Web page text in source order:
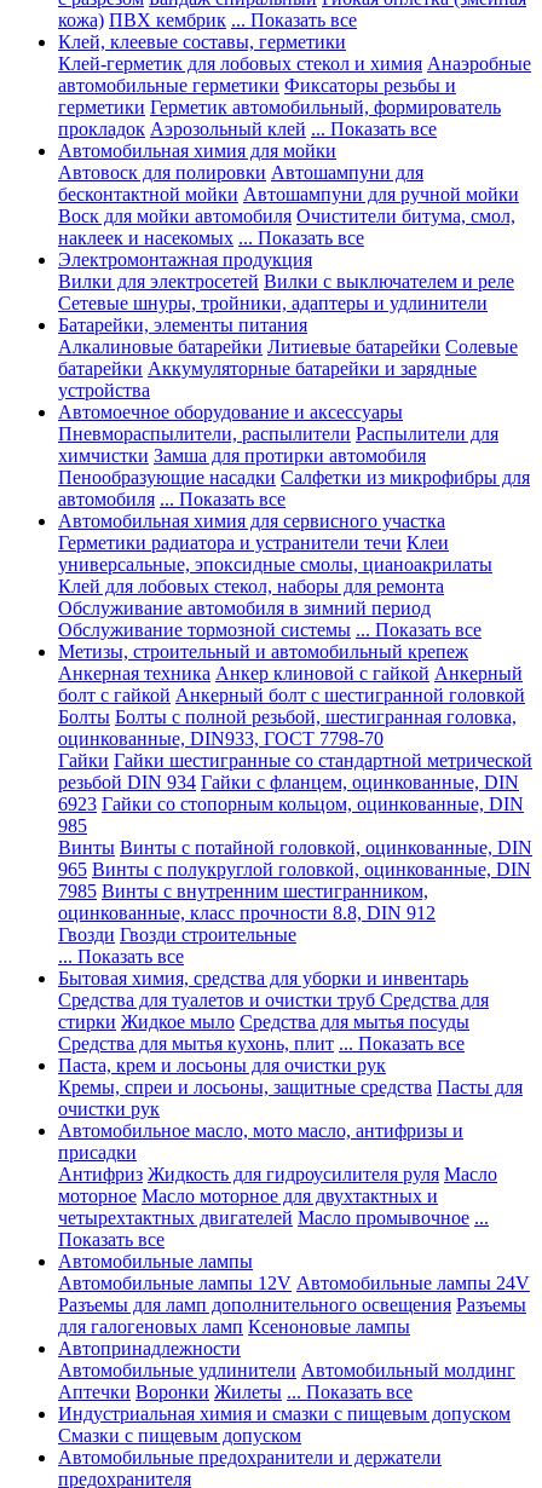
кожа) ПВХ кембрик ... Показать все
Клей, клеевые составы, герметики
Клей-герметик для лобовых стекол и химия Анаэробные
автомобильные герметики Фиксаторы резьбы и
герметики Герметик автомобильный, формирователь
прокладок Аэрозольный клей ... Показать все
Автомобильная химия для мойки
Автовоск для полировки Автошампуни для
бесконтактной мойки Автошампуни для ручной мойки
Воск для мойки автомобиля Очистители битума, смол,
наклеек и насекомых ... Показать все
Электромонтажная продукция
Вилки для электросетей Вилки с выключателем и реле
Сетевые шнуры, тройники, адаптеры и удлинители
Батарейки, элементы питания
Алкалиновые батарейки Литиевые батарейки Солевые
батарейки Аккумуляторные батарейки и зарядные
устройства
Автомоечное оборудование и аксессуары
Пневмораспылители, распылители Распылители для
химчистки Замша для протирки автомобиля
Пенообразующие насадки Салфетки из микрофибры для
автомобиля ... Показать все
Автомобильная химия для сервисного участка
Герметики радиатора и устранители течи Клеи
универсальные, эпоксидные смолы, цианоакрилаты
Клей для лобовых стекол, наборы для ремонта
Обслуживание автомобиля в зимний период
Обслуживание тормозной системы ... Показать все
Метизы, строительный и автомобильный крепеж
Анкерная техника Анкер клиновой с гайкой Анкерный
болт с гайкой Анкерный болт с шестигранной головкой
Болты Болты с полной резьбой, шестигранная головка,
оцинкованные, DIN933, ГОСТ 7798-70
Гайки Гайки шестигранные со стандартной метрической
резьбой DIN 934 Гайки с фланцем, оцинкованные, DIN
6923 Гайки со стопорным кольцом, оцинкованные, DIN
985
Винты Винты с потайной головкой, оцинкованные, DIN
965 Винты с полукруглой головкой, оцинкованные, DIN
7985 Винты с внутренним шестигранником,
оцинкованные, класс прочности 8.8, DIN 912
Гвозди Гвозди строительные
... Показать все
Бытовая химия, средства для уборки и инвентарь
Средства для туалетов и очистки труб Средства для
стирки Жидкое мыло Средства для мытья посуды
Средства для мытья кухонь, плит ... Показать все
Паста, крем и лосьоны для очистки рук
Кремы, спреи и лосьоны, защитные средства Пасты для
очистки рук
Автомобильное масло, мото масло, антифризы и
присадки
Антифриз Жидкость для гидроусилителя руля Масло
моторное Масло моторное для двухтактных и
четырехтактных двигателей Масло промывочное ...
Показать все
Автомобильные лампы
Автомобильные лампы 12V Автомобильные лампы 24V
Разъемы для ламп дополнительного освещения Разъемы
для галогеновых ламп Ксеноновые лампы
Автопринадлежности
Автомобильные удлинители Автомобильный молдинг
Аптечки Воронки Жилеты ... Показать все
Индустриальная химия и смазки с пищевым допуском
Смазки с пищевым допуском
Автомобильные предохранители и держатели
предохранителя